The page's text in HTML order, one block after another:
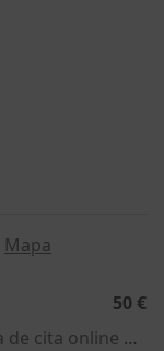
Mapa
50 €
Este especialista no ofrece reserva de cita online en esta dirección.